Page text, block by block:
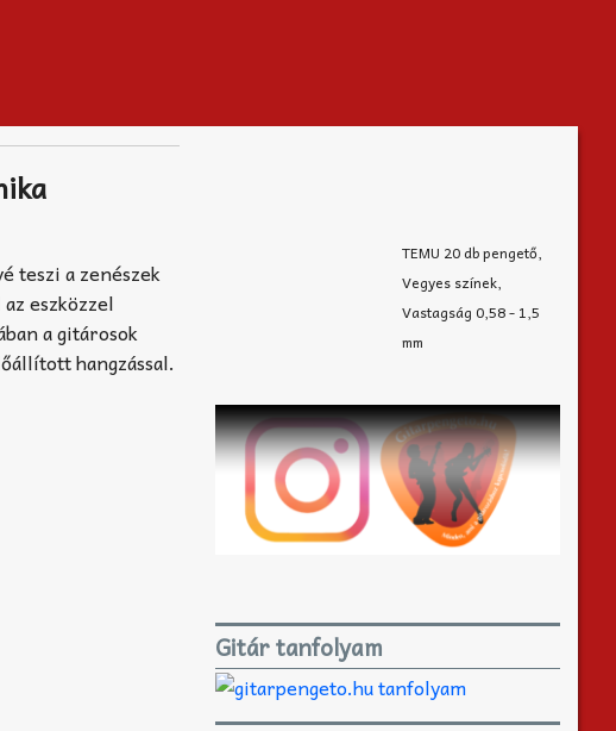
teszi a zenészek
eszközzel
a gitárosok
hangzással.
TEMU 20 db pengető,
Vegyes színek,
Vastagság 0,58 - 1,5
mm
Gitár tanfolyam